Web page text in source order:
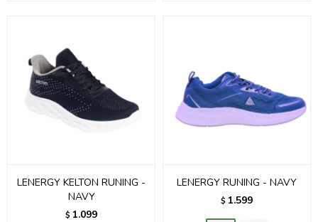
LENERGY KELTON RUNING -
NAVY
$ 1.099
LENERGY RUNING - NAVY
$ 1.599